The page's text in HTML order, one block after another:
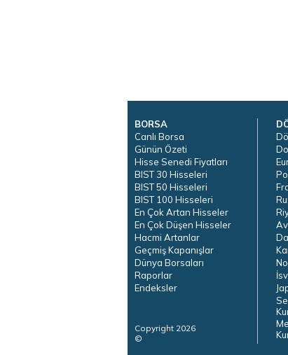
BORSA
Canlı Borsa
Günün Özeti
Hisse Senedi Fiyatları
BIST 30 Hisseleri
BIST 50 Hisseleri
BIST 100 Hisseleri
En Çok Artan Hisseler
En Çok Düşen Hisseler
Hacmi Artanlar
Geçmiş Kapanışlar
Dünya Borsaları
Raporlar
Endeksler
Copyright 2026
©